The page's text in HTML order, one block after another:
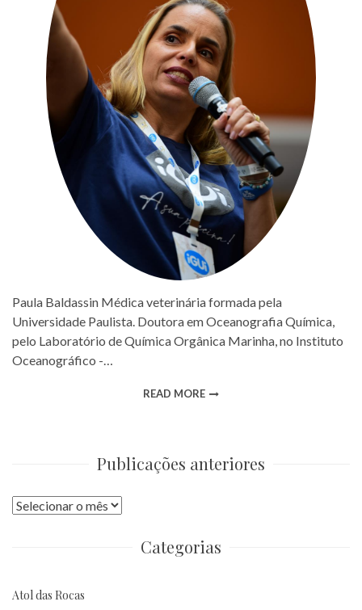
Paula Baldassin Médica veterinária formada pela
Universidade Paulista. Doutora em Oceanografia Química,
pelo Laboratório de Química Orgânica Marinha, no Instituto
Oceanográfico -…
READ MORE
Publicações anteriores
Publicações
Categorias
Atol das Rocas